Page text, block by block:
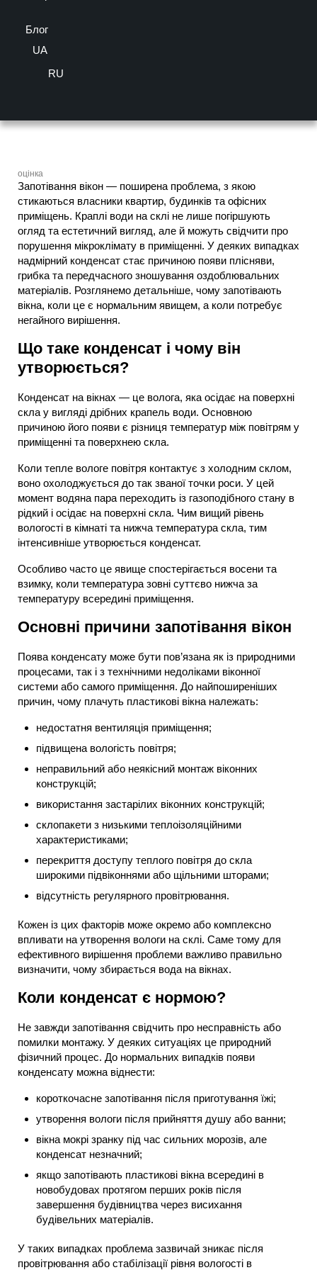
Блог
UA
RU
Час на читання:
оцінка
Запотівання вікон — поширена проблема, з якою
стикаються власники квартир, будинків та офісних
приміщень. Краплі води на склі не лише погіршують
огляд та естетичний вигляд, але й можуть свідчити про
порушення мікроклімату в приміщенні. У деяких випадках
надмірний конденсат стає причиною появи плісняви,
грибка та передчасного зношування оздоблювальних
матеріалів. Розглянемо детальніше, чому запотівають
вікна, коли це є нормальним явищем, а коли потребує
негайного вирішення.
Що таке конденсат і чому він
утворюється?
Конденсат на вікнах — це волога, яка осідає на поверхні
скла у вигляді дрібних крапель води. Основною
причиною його появи є різниця температур між повітрям у
приміщенні та поверхнею скла.
Коли тепле вологе повітря контактує з холодним склом,
воно охолоджується до так званої точки роси. У цей
момент водяна пара переходить із газоподібного стану в
рідкий і осідає на поверхні скла. Чим вищий рівень
вологості в кімнаті та нижча температура скла, тим
інтенсивніше утворюється конденсат.
Особливо часто це явище спостерігається восени та
взимку, коли температура зовні суттєво нижча за
температуру всередині приміщення.
Основні причини запотівання вікон
Поява конденсату може бути пов’язана як із природними
процесами, так і з технічними недоліками віконної
системи або самого приміщення. До найпоширеніших
причин, чому плачуть пластикові вікна належать:
недостатня вентиляція приміщення;
підвищена вологість повітря;
неправильний або неякісний монтаж віконних
конструкцій;
використання застарілих віконних конструкцій;
склопакети з низькими теплоізоляційними
характеристиками;
перекриття доступу теплого повітря до скла
широкими підвіконнями або щільними шторами;
відсутність регулярного провітрювання.
Кожен із цих факторів може окремо або комплексно
впливати на утворення вологи на склі. Саме тому для
ефективного вирішення проблеми важливо правильно
визначити, чому збирається вода на вікнах.
Коли конденсат є нормою?
Не завжди запотівання свідчить про несправність або
помилки монтажу. У деяких ситуаціях це природний
фізичний процес. До нормальних випадків появи
конденсату можна віднести:
короткочасне запотівання після приготування їжі;
утворення вологи після прийняття душу або ванни;
вікна мокрі зранку під час сильних морозів, але
конденсат незначний;
якщо запотівають пластикові вікна всередині в
новобудовах протягом перших років після
завершення будівництва через висихання
будівельних матеріалів.
У таких випадках проблема зазвичай зникає після
провітрювання або стабілізації рівня вологості в